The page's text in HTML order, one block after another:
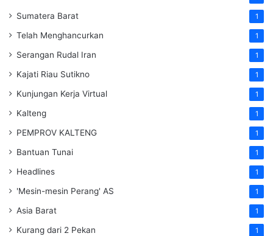
Sumatera Barat 1
Telah Menghancurkan 1
Serangan Rudal Iran 1
Kajati Riau Sutikno 1
Kunjungan Kerja Virtual 1
Kalteng 1
PEMPROV KALTENG 1
Bantuan Tunai 1
Headlines 1
'Mesin-mesin Perang' AS 1
Asia Barat 1
Kurang dari 2 Pekan 1